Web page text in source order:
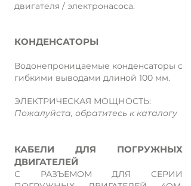
двигателя / электронасоса.
КОНДЕНСАТОРЫ
Водонепроницаемые конденсаторы с
гибкими выводами длиной 100 мм.
ЭЛЕКТРИЧЕСКАЯ МОЩНОСТЬ:
Пожалуйста, обратитесь к каталогу
КАБЕЛИ ДЛЯ ПОГРУЖНЫХ
ДВИГАТЕЛЕЙ
С РАЗЪЕМОМ ДЛЯ СЕРИИ